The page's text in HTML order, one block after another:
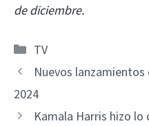
de diciembre.
Categorías
TV
Nuevos
2024
Kamala Harris hizo